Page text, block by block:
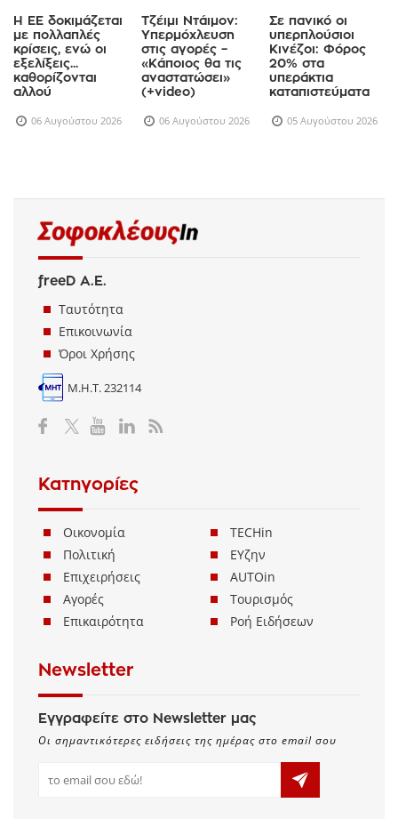
Η ΕΕ δοκιμάζεται
με πολλαπλές
κρίσεις, ενώ οι
εξελίξεις...
καθορίζονται
αλλού
06 Αυγούστου 2026
Τζέιμι Ντάιμον:
Υπερμόχλευση
στις αγορές –
«Κάποιος θα τις
αναστατώσει»
(+video)
06 Αυγούστου 2026
Σε πανικό οι
υπερπλούσιοι
Κινέζοι: Φόρος
20% στα
υπεράκτια
καταπιστεύματα
05 Αυγούστου 2026
freeD Α.Ε.
Ταυτότητα
Επικοινωνία
Όροι Χρήσης
Μ.Η.Τ. 232114
Κατηγορίες
Οικονομία
Πολιτική
Επιχειρήσεις
Αγορές
Επικαιρότητα
TECHin
ΕΥζην
AUTOin
Τουρισμός
Ροή Ειδήσεων
Newsletter
Εγγραφείτε στο Newsletter μας
Οι σημαντικότερες ειδήσεις της ημέρας στο email σου